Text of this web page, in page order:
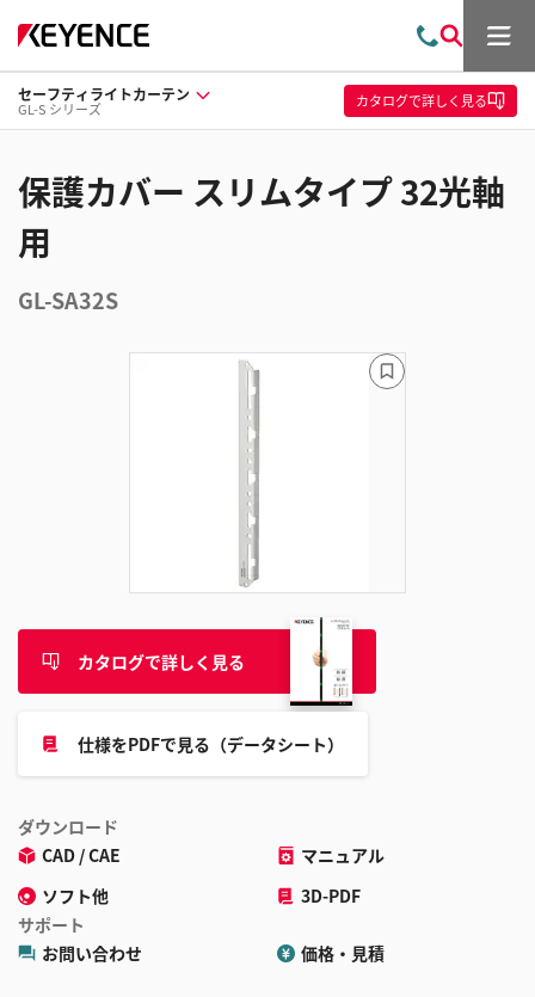
問
い
合
わ
索
メ
ュ
ー
セーフティライトカーテン
GL-S シリーズ カタログで詳しく見る
保護カバー スリムタイプ 32光軸
用
GL-SA32S
カタログで詳しく見る
仕様をPDFで見る（データシート）
ダウンロード
CAD / CAE
マニュアル
ソフト他
3D-PDF
サポート
お問い合わせ
価格・見積
ブ
ッ